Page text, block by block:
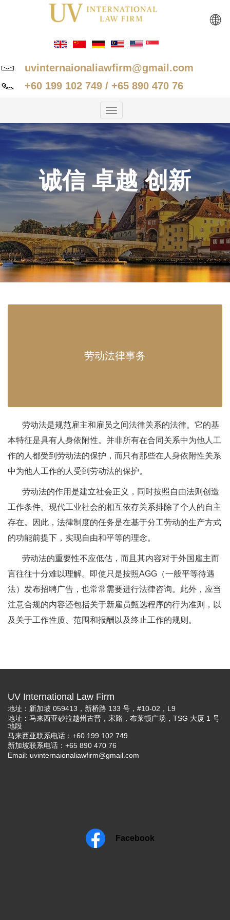
🌐
uvinternaionaliawfirm@gmail.com
+60 199 102 749 / +65 890 470 76
Toggle
navigation
诚信 卓越 创新
劳动法律事务
劳动法是规范雇主和雇员之间法律关系的法律。它的基
本特征是具有人身依附性。并非所有在合同关系中为他人工
作的人都受到劳动法的保护，而只有那些在人身依附性关系
中为他人工作的人受到劳动法的保护。
劳动法的作用是建立社会正义，同时按照自由法则创造
工作条件。现代工业社会的相互依存关系排除了个人的自主
存在。因此，法律制度的任务是在基于分工劳动的生产方式
的功能前提下，实现自由和平等的理念。
劳动法的重要性不应低估，而且其内容对于外国雇主而
言往往十分难以理解。即使只是按照AGG（一般平等待遇
法）发布招聘广告，也常常需要进行法律咨询。此外，应当
注意合规的内容还包括关于新雇员甄选程序的行为准则，以
及关于工作性质、范围和报酬以及终止工作的规则。
UV International Law Firm
地址：新加坡 059413，新桥路 133 号，#10-02，L9
地址：马来西亚砂拉越州古晋，宋路，布莱顿广场，TSG 大厦 1 号
地段
马来西亚联系电话：+60 199 102 749
新加坡联系电话：+65 890 470 76
Email: uvinternaionaliawfirm@gmail.com
Facebook